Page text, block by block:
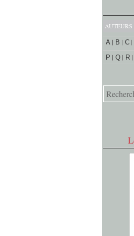
AUTEURS
A B C
P
Q R